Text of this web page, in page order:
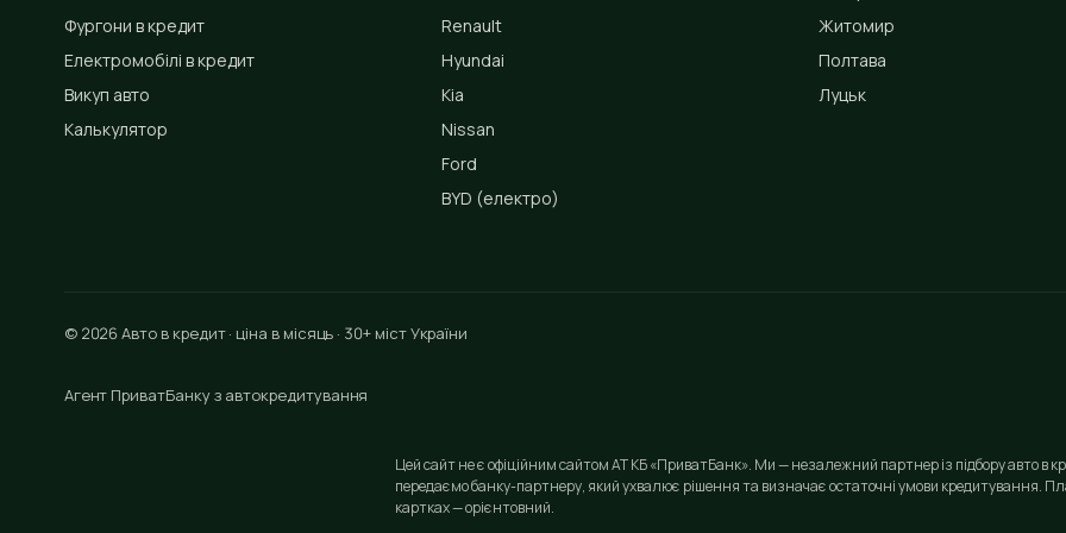
Фургони в кредит
Електромобілі в кредит
Викуп авто
Калькулятор
Renault
Hyundai
Kia
Nissan
Ford
BYD (електро)
Житомир
Полтава
Луцьк
© 2026 Авто в кредит · ціна в місяць · 30+ міст України
Агент ПриватБанку з автокредитування
Цей сайт не є офіційним сайтом АТ КБ «ПриватБанк». Ми — незалежний партнер із підбору авто в
передаємо банку-партнеру, який ухвалює рішення та визначає остаточні умови кредитування.
картках — орієнтовний.